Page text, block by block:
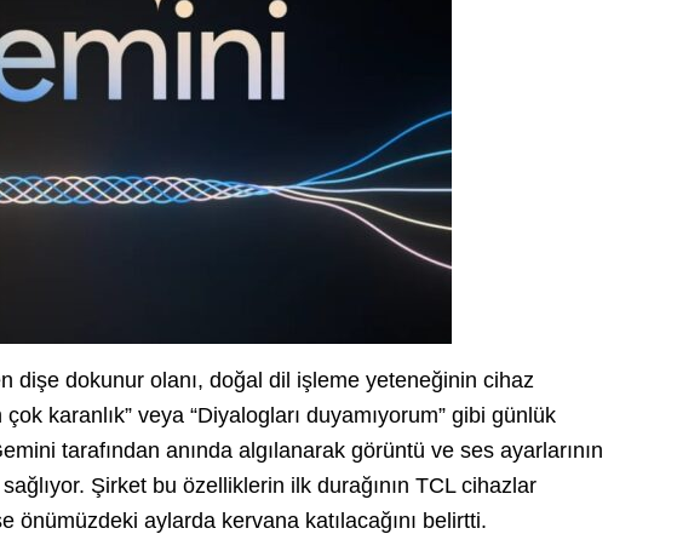
dişe dokunur olanı, doğal dil işleme yeteneğinin cihaz
karanlık” veya “Diyalogları duyamıyorum” gibi günlük
tarafından anında algılanarak görüntü ve ses ayarlarının
Şirket bu özelliklerin ilk durağının TCL cihazlar
önümüzdeki aylarda kervana katılacağını belirtti.